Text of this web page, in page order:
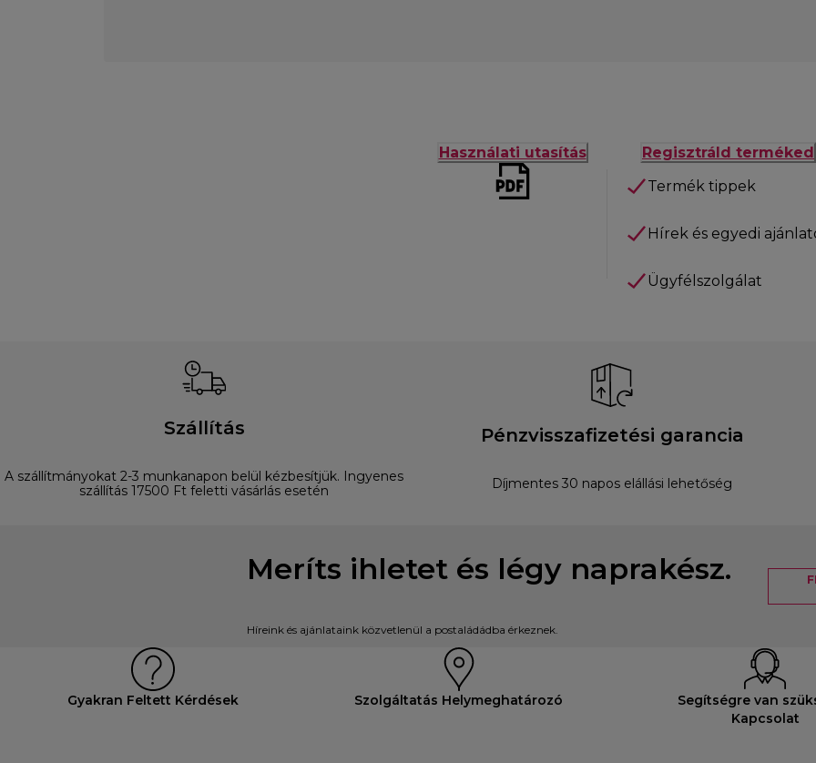
Használati utasítás
Regisztráld terméked
Termék tippek
Hírek és egyedi
Ügyfélszolgálat
Szállítás
A szállítmányokat 2-3 munkanapon belül kézbesítjük. Ingyenes
szállítás 17500 Ft feletti vásárlás esetén
Pénzvisszafizetési garancia
Díjmentes 30 napos elállási lehetőség
Meríts ihletet és légy naprakész.
Híreink és ajánlataink közvetlenül a postaládádba érkeznek.
Gyakran Feltett Kérdések Szolgáltatás Helymeghatározó
Segítségre van
Kapcsolat